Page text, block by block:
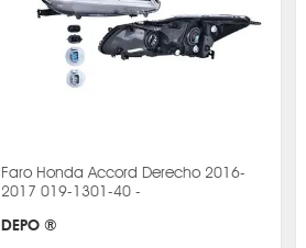
Faro Honda Accord Derecho 2016-
2017 019-1301-40 -
DEPO ®